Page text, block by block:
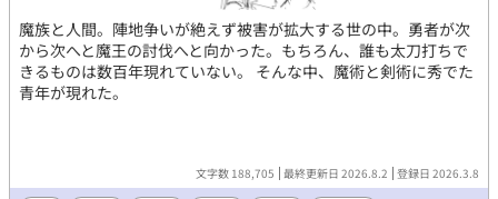
魔族と人間。陣地争いが絶えず被害が拡大する世の中。勇者が次
から次へと魔王の討伐へと向かった。もちろん、誰も太刀打ちで
きるものは数百年現れていない。 そんな中、魔術と剣術に秀でた
青年が現れた。
文字数 188,705 最終更新日 2026.8.2 登録日 2026.3.8